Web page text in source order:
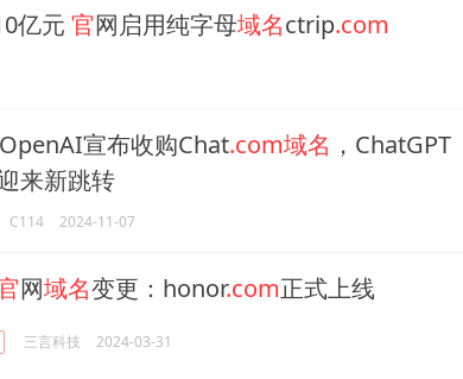
亿元 官网启用纯字母域名ctrip.com
OpenAI宣布收购Chat.com域名 ，ChatGPT
来新跳转
C114 2024-11-07
网域名变更：honor.com正式上线
三言科技 2024-03-31